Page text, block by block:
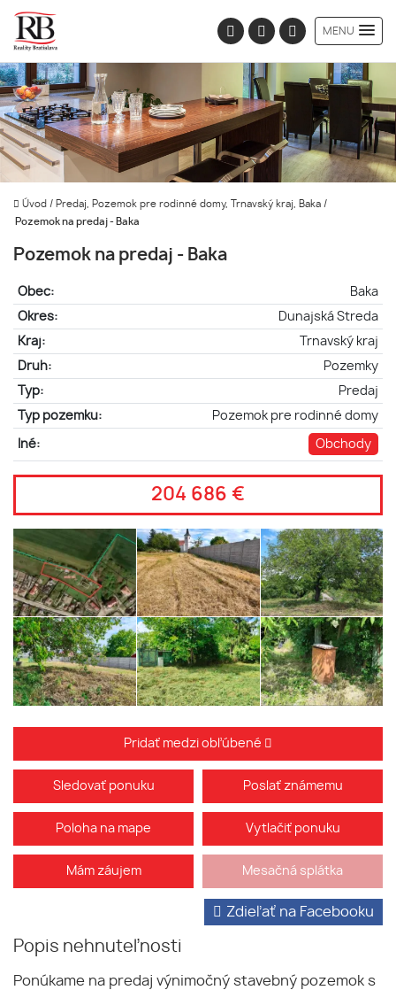
MENU
Úvod / Predaj, Pozemok pre rodinné domy, Trnavský kraj, Baka /
Pozemok na predaj - Baka
Pozemok na predaj - Baka
Obec:
Baka
Okres:
Dunajská Streda
Kraj:
Trnavský kraj
Druh:
Pozemky
Typ:
Predaj
Typ pozemku:
Pozemok pre rodinné domy
Iné: Obchody
204 686 €
Pridať medzi obľúbené
Sledovať ponuku Poslať známemu
Poloha na mape Vytlačiť ponuku
Mám záujem Mesačná splátka
Popis nehnuteľnosti
Zdieľať na Facebooku
Ponúkame na predaj výnimočný stavebný pozemok s